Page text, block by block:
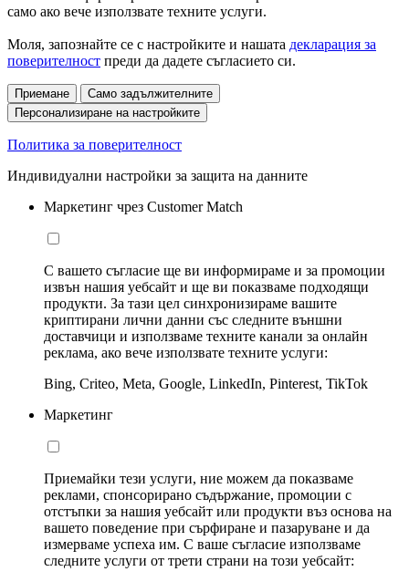
само ако вече използвате техните услуги.
Моля, запознайте се с настройките и нашата декларация за
поверителност преди да дадете съгласието си.
Приемане
Само задължителните
Персонализиране на настройките
Политика за поверителност
Индивидуални настройки за защита на данните
Маркетинг чрез Customer Match
С вашето съгласие ще ви информираме и за промоции
извън нашия уебсайт и ще ви показваме подходящи
продукти. За тази цел синхронизираме вашите
криптирани лични данни със следните външни
доставчици и използваме техните канали за онлайн
реклама, ако вече използвате техните услуги:
Bing, Criteo, Meta, Google, LinkedIn, Pinterest, TikTok
Маркетинг
Приемайки тези услуги, ние можем да показваме
реклами, спонсорирано съдържание, промоции с
отстъпки за нашия уебсайт или продукти въз основа на
вашето поведение при сърфиране и пазаруване и да
измерваме успеха им. С ваше съгласие използваме
следните услуги от трети страни на този уебсайт: